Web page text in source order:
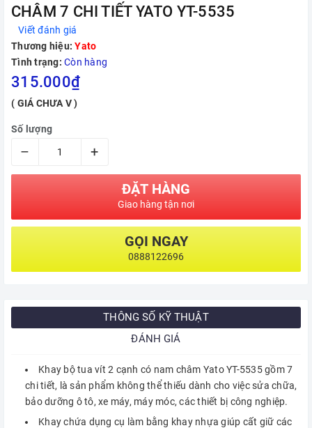
CHÂM 7 CHI TIẾT YATO YT-5535
Viết đánh giá
Thương hiệu: Yato
Tình trạng: Còn hàng
315.000₫
( GIÁ CHƯA V )
Số lượng
– +
ĐẶT HÀNG
Giao hàng tận nơi
GỌI NGAY
0888122696
THÔNG SỐ KỸ THUẬT
ĐÁNH GIÁ
Khay bộ tua vít 2 cạnh có nam châm Yato YT-5535 gồm 7
chi tiết, là sản phẩm không thể thiếu dành cho việc sửa chữa,
bảo dưỡng ô tô, xe máy, máy móc, các thiết bị công nghiệp.
Khay chứa dụng cụ làm bằng khay nhựa giúp cất giữ các